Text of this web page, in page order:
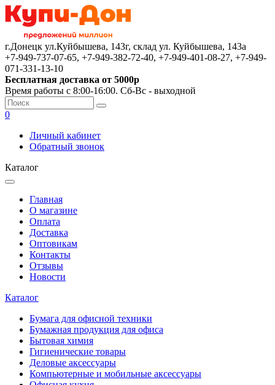
г.Донецк ул.Куйбышева, 143г, склад ул. Куйбышева, 143а
+7-949-737-07-65, +7-949-382-72-40, +7-949-401-08-27, +7-949-
071-331-13-10
Бесплатная доставка от 5000р
Время работы с 8:00-16:00. Сб-Вс - выходной
0
Личный кабинет
Обратный звонок
Каталог
Главная
О магазине
Оплата
Доставка
Оптовикам
Контакты
Отзывы
Новости
Каталог
Бумага для офисной техники
Бумажная продукция для офиса
Бытовая химия
Гигиенические товары
Деловые аксессуары
Компьютерные и мобильные аксессуары